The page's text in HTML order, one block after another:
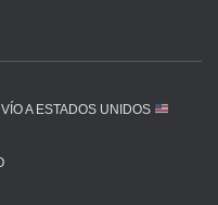
A ESTADOS UNIDOS